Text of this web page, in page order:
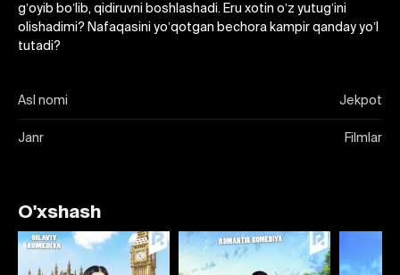
gʼoyib boʼlib, qidiruvni boshlashadi. Eru xotin oʼz yutugʼini
olishadimi? Nafaqasini yoʼqotgan bechora kampir qanday yoʼl
tutadi?
Asl nomi Jekpot
Janr Filmlar
O'xshash